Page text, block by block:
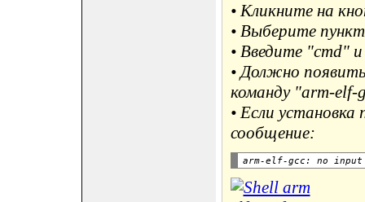
• Кликните на
• Выберите
• Введите "cmd"
• Должно
команду "arm-elf-
• Если
сообщение: